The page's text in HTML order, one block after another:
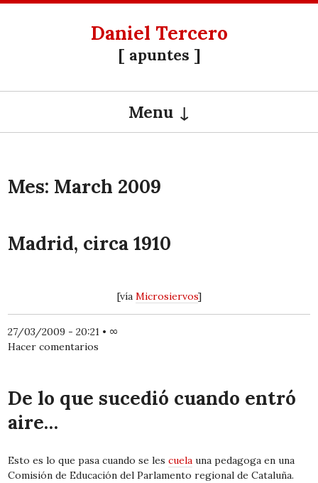
Daniel Tercero
[ apuntes ]
Menu
Mes: March 2009
Madrid, circa 1910
[vía Microsiervos]
27/03/2009 - 20:21 • ∞
Hacer comentarios
De lo que sucedió cuando entró
aire…
Esto es lo que pasa cuando se lescuela una pedagoga en una
Comisión de Educación del Parlamento regional de Cataluña.